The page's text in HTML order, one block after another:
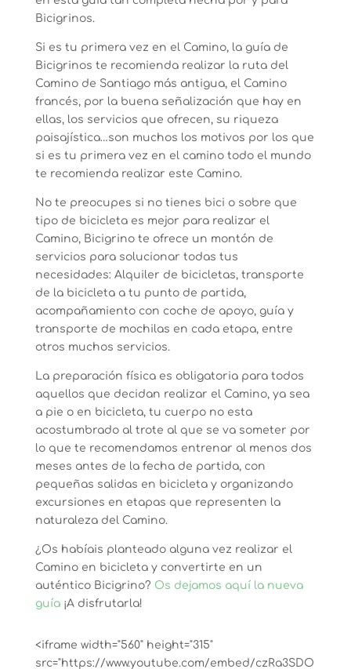
Bicigrinos.
Si es tu primera vez en el Camino, la guía de
Bicigrinos te recomienda realizar la ruta del
Camino de Santiago más antigua, el Camino
francés, por la buena señalización que hay en
ellas, los servicios que ofrecen, su riqueza
paisajística…son muchos los motivos por los que
si es tu primera vez en el camino todo el mundo
te recomienda realizar este Camino.
No te preocupes si no tienes bici o sobre que
tipo de bicicleta es mejor para realizar el
Camino, Bicigrino te ofrece un montón de
servicios para solucionar todas tus
necesidades: Alquiler de bicicletas, transporte
de la bicicleta a tu punto de partida,
acompañamiento con coche de apoyo, guía y
transporte de mochilas en cada etapa, entre
otros muchos servicios.
La preparación física es obligatoria para todos
aquellos que decidan realizar el Camino, ya sea
a pie o en bicicleta, tu cuerpo no esta
acostumbrado al trote al que se va someter por
lo que te recomendamos entrenar al menos dos
meses antes de la fecha de partida, con
pequeñas salidas en bicicleta y organizando
excursiones en etapas que representen la
naturaleza del Camino.
¿Os habíais planteado alguna vez realizar el
Camino en bicicleta y convertirte en un
auténtico Bicigrino? Os dejamos aquí la nueva
guía¡A disfrutarla!
<iframe width="560" height="315"
src="https://www.youtube.com/embed/czRa3SDO